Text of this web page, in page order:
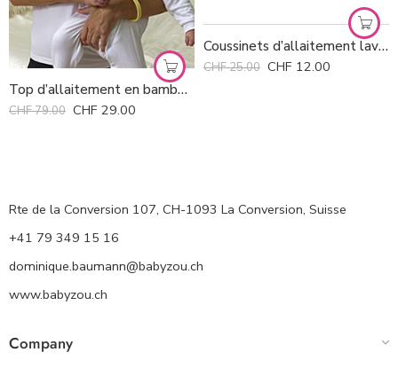
Top d’allaitement en bambou avec SG Emma Jane *
CHF79.00 CHF 29.00
Coussinets d’allaitement lavables Avent *
CHF25.00 CHF 12.00
Rte de la Conversion 107, CH-1093 La Conversion, Suisse
+41 79 349 15 16
dominique.baumann@babyzou.ch
www.babyzou.ch
Company